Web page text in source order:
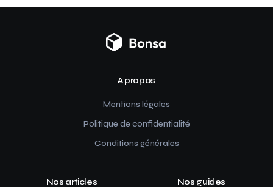
A propos
Mentions légales
Politique de confidentialité
Conditions générales
Nos articles Nos guides